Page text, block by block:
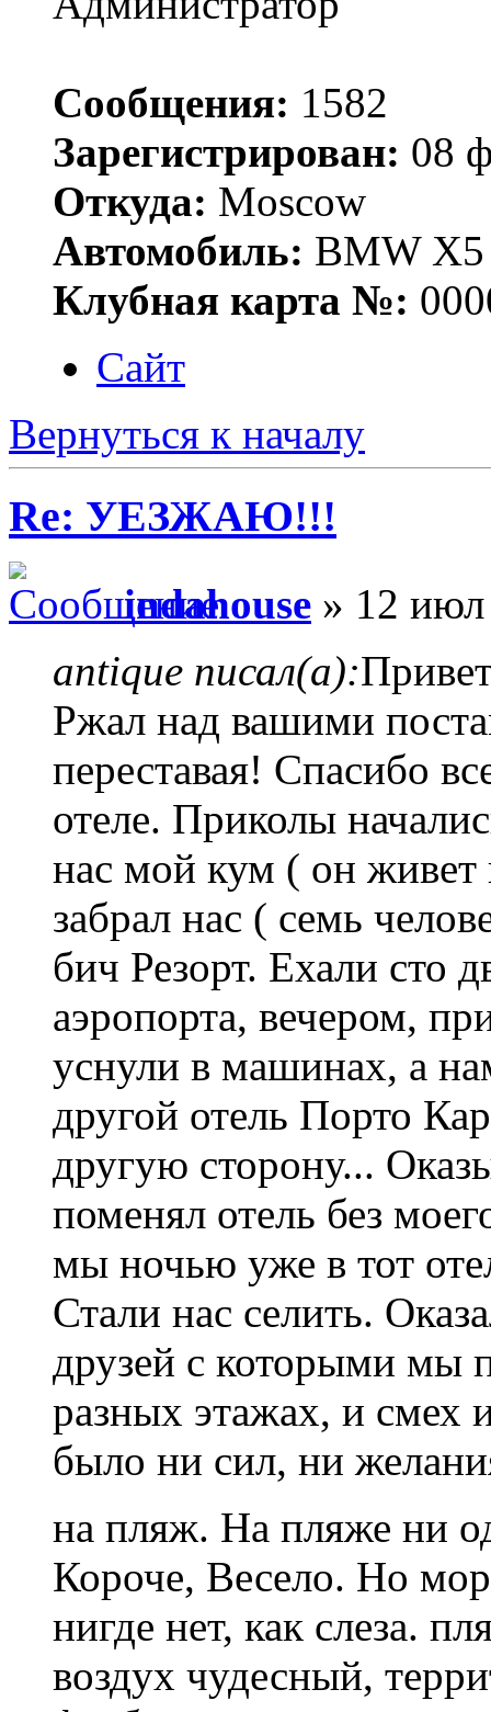
Сообщения: 1582
Зарегистрирован: 08
Откуда: Moscow
Автомобиль: BMW X5
Клубная карта №:
Сайт
Вернуться к началу
Re: УЕЗЖАЮ!!!
indahouse » 12
antique писал(а):
Ржал над вашими
переставая! Спасибо
отеле. Приколы
нас мой кум ( он
забрал нас ( семь
бич Резорт. Ехали сто
аэропорта, вечером,
уснули в машинах, а
другой отель Порто
другую сторону...
поменял отель без
мы ночью уже в тот
Стали нас селить.
друзей с которыми мы
разных этажах, и смех
было ни сил, ни
на пляж. На пляже ни
Короче, Весело. Но
нигде нет, как слеза.
воздух чудесный,